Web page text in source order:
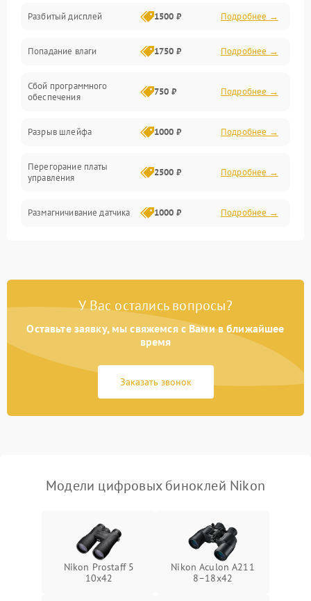
Механика
Управление
Электропитание
Разбитый дисплей 1500 ₽ Подробнее →
Попадание влаги 1750 ₽ Подробнее →
Сбой программного
обеспечения
750 ₽ Подробнее →
Разрыв шлейфа 1000 ₽ Подробнее →
Перегорание платы
управления
2500 ₽ Подробнее →
Размагничивание датчика 1000 ₽ Подробнее →
цветов дисплея
Подробнее →
коркое время
1000 ₽ Подробнее →
1500 ₽ Подробнее →
У Вас остались вопросы?
Оставьте заявку, мы свяжемся с Вами в ближайшее
время
Заказать звонок
Модели цифровых биноклей Nikon
Nikon Prostaff 5
10x42
Nikon Aculon A211
8–18x42